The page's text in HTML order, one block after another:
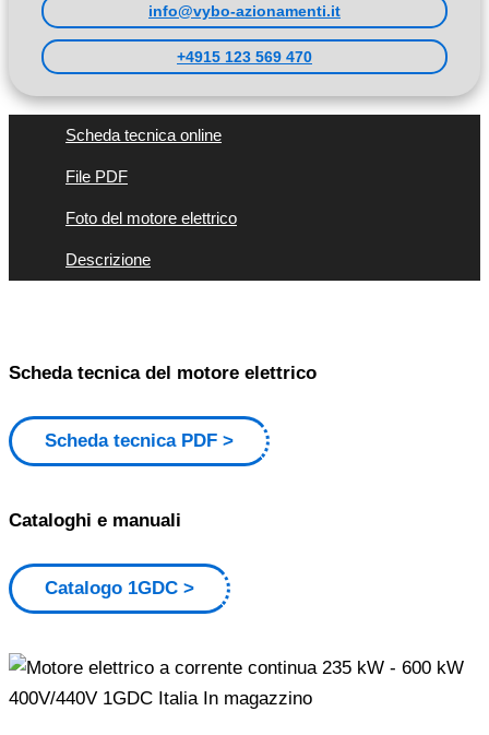
info@vybo-azionamenti.it
+4915 123 569 470
Scheda tecnica online
File PDF
Foto del motore elettrico
Descrizione
Scheda tecnica del motore elettrico
Scheda tecnica PDF
Cataloghi e manuali
Catalogo 1GDC